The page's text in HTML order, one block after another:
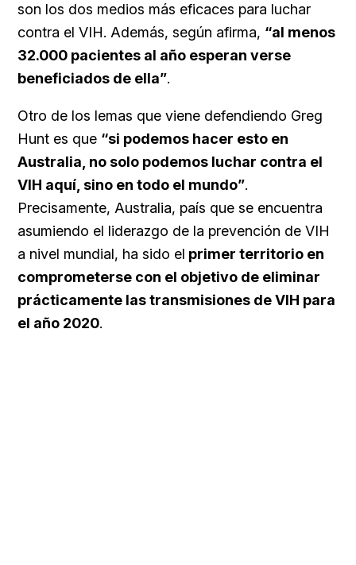
son los dos medios más eficaces para luchar
contra el VIH. Además, según afirma, “al menos
32.000 pacientes al año esperan verse
beneficiados de ella”.
Otro de los lemas que viene defendiendo Greg
Hunt es que “si podemos hacer esto en
Australia, no solo podemos luchar contra el
VIH aquí, sino en todo el mundo”.
Precisamente, Australia, país que se encuentra
asumiendo el liderazgo de la prevención de VIH
a nivel mundial, ha sido el primer territorio en
comprometerse con el objetivo de eliminar
prácticamente las transmisiones de VIH para
el año 2020.